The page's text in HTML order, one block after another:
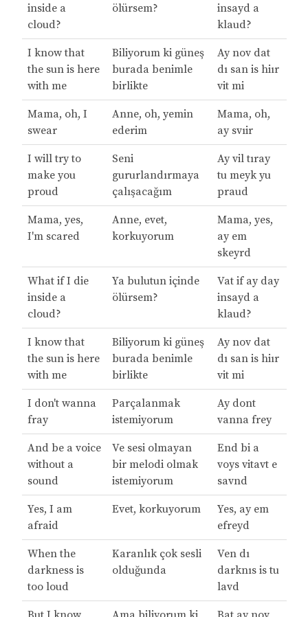
inside a
cloud?
ölürsem?
insayd a
klaud?
I know that
the sun is here
with me
Biliyorum ki güneş
burada benimle
birlikte
Ay nov dat
dı san is hiır
vit mi
Mama, oh, I
swear
Anne, oh, yemin
ederim
Mama, oh,
ay svıir
I will try to
make you
proud
Seni
gururlandırmaya
çalışacağım
Ay vil tıray
tu meyk yu
praud
Mama, yes,
I'm scared
Anne, evet,
korkuyorum
Mama, yes,
ay em
skeyrd
What if I die
inside a
cloud?
Ya bulutun içinde
ölürsem?
Vat if ay day
insayd a
klaud?
I know that
the sun is here
with me
Biliyorum ki güneş
burada benimle
birlikte
Ay nov dat
dı san is hiır
vit mi
I don't wanna
fray
Parçalanmak
istemiyorum
Ay dont
vanna frey
And be a voice
without a
sound
Ve sesi olmayan
bir melodi olmak
istemiyorum
End bi a
voys vitavt e
savnd
Yes, I am
afraid
Evet, korkuyorum
Yes, ay em
efreyd
When the
darkness is
too loud
Karanlık çok sesli
olduğunda
Ven dı
darknıs is tu
lavd